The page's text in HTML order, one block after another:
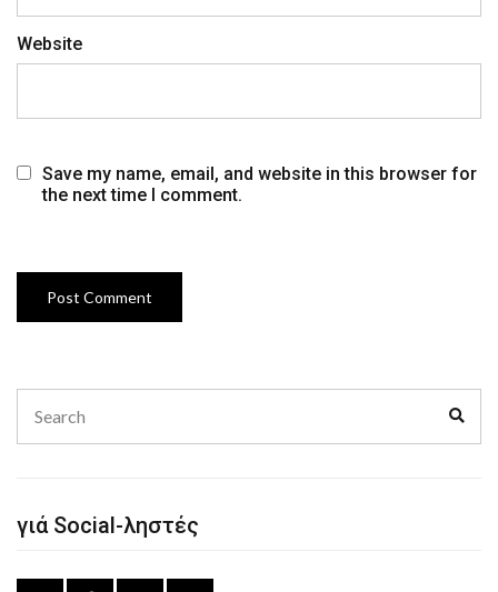
Website
Save my name, email, and website in this browser for
the next time I comment.
for:
γιά Social-ληστές